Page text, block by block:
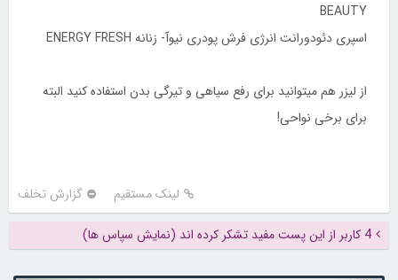
BEAUTY
اسپری دئودورانت انرژی فرش پودری نیوآ- زنانه ENERGY FRESH
از لیزر هم میتوانید برای رفع سیاهی و تیرگی بدن استفاده کنید البته
برای برخی نواحی!
لینک مستقیم گزارش تخلف
4 کاربر از این پست مفید تشکر کرده اند (نمایش سپاس ها)